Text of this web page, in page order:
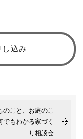
込み
のこと、お庭のこ
でもわかる家づく
り相談会